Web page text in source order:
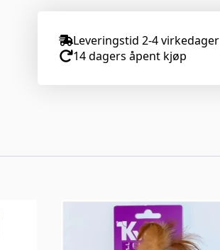
Leveringstid 2-4 virkedager
14 dagers åpent kjøp